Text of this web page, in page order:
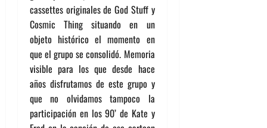
cassettes originales de God Stuff y
Cosmic Thing situando en un
objeto histórico el momento en
que el grupo se consolidó. Memoria
visible para los que desde hace
años disfrutamos de este grupo y
que no olvidamos tampoco la
participación en los 90’ de Kate y